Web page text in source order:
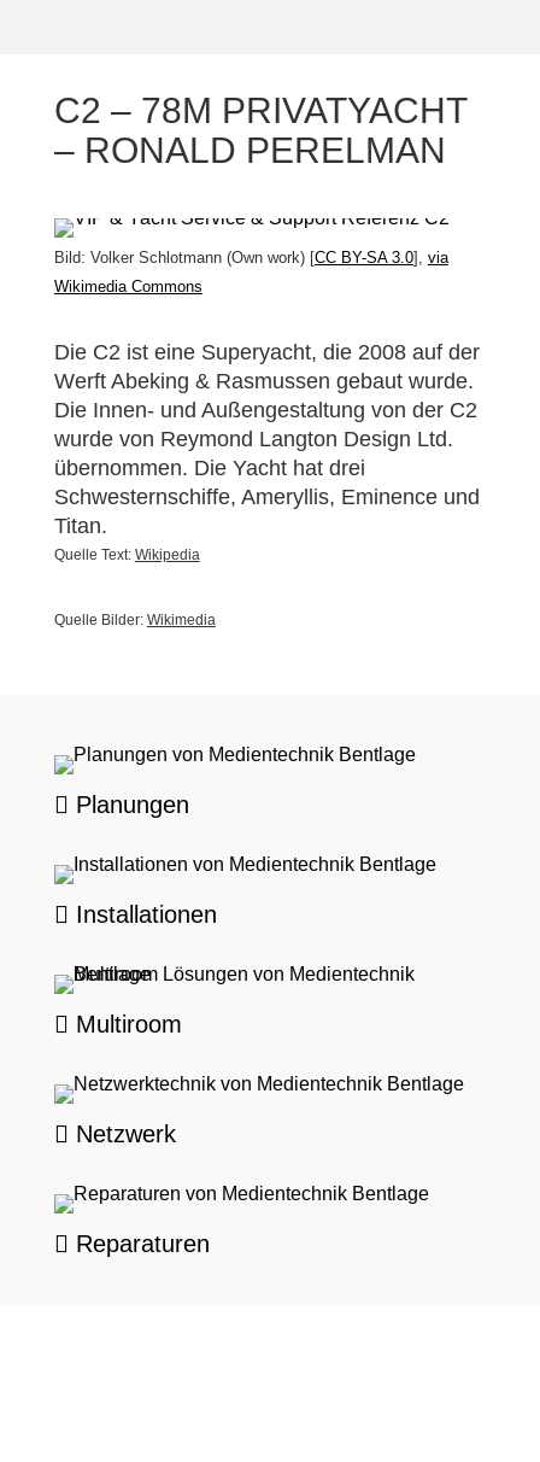
C2 – 78M PRIVATYACHT
– RONALD PERELMAN
Bild: Volker Schlotmann (Own work) [CC BY-SA 3.0], via
Wikimedia Commons
Die C2 ist eine Superyacht, die 2008 auf der
Werft Abeking & Rasmussen gebaut wurde.
Die Innen- und Außengestaltung von der C2
wurde von Reymond Langton Design Ltd.
übernommen. Die Yacht hat drei
Schwesternschiffe, Ameryllis, Eminence und
Titan.
Quelle Text: Wikipedia
Quelle Bilder: Wikimedia
Planungen
Installationen
Multiroom
Netzwerk
Reparaturen